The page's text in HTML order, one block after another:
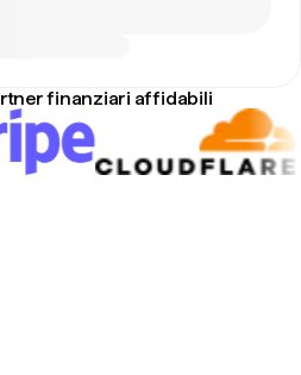
finanziari affidabili